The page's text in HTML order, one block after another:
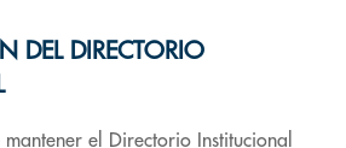
DEL DIRECTORIO
el Directorio Institucional